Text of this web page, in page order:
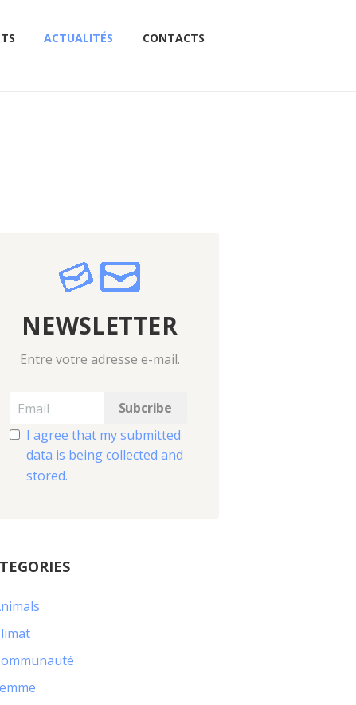
ACTUALITÉS CONTACTS
NEWSLETTER
Entre votre adresse e-mail.
I agree that my submitted
data is being collected and
stored.